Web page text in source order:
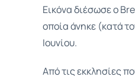
Εικόνα διέσωσε ο
οποία άνηκε (κατά
Ιουνίου.
Από τις εκκλησίες